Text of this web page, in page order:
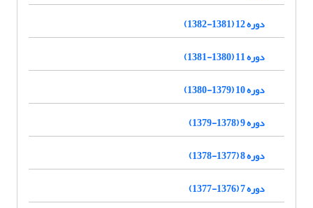
دوره 12 (1381-1382)
دوره 11 (1380-1381)
دوره 10 (1379-1380)
دوره 9 (1378-1379)
دوره 8 (1377-1378)
دوره 7 (1376-1377)